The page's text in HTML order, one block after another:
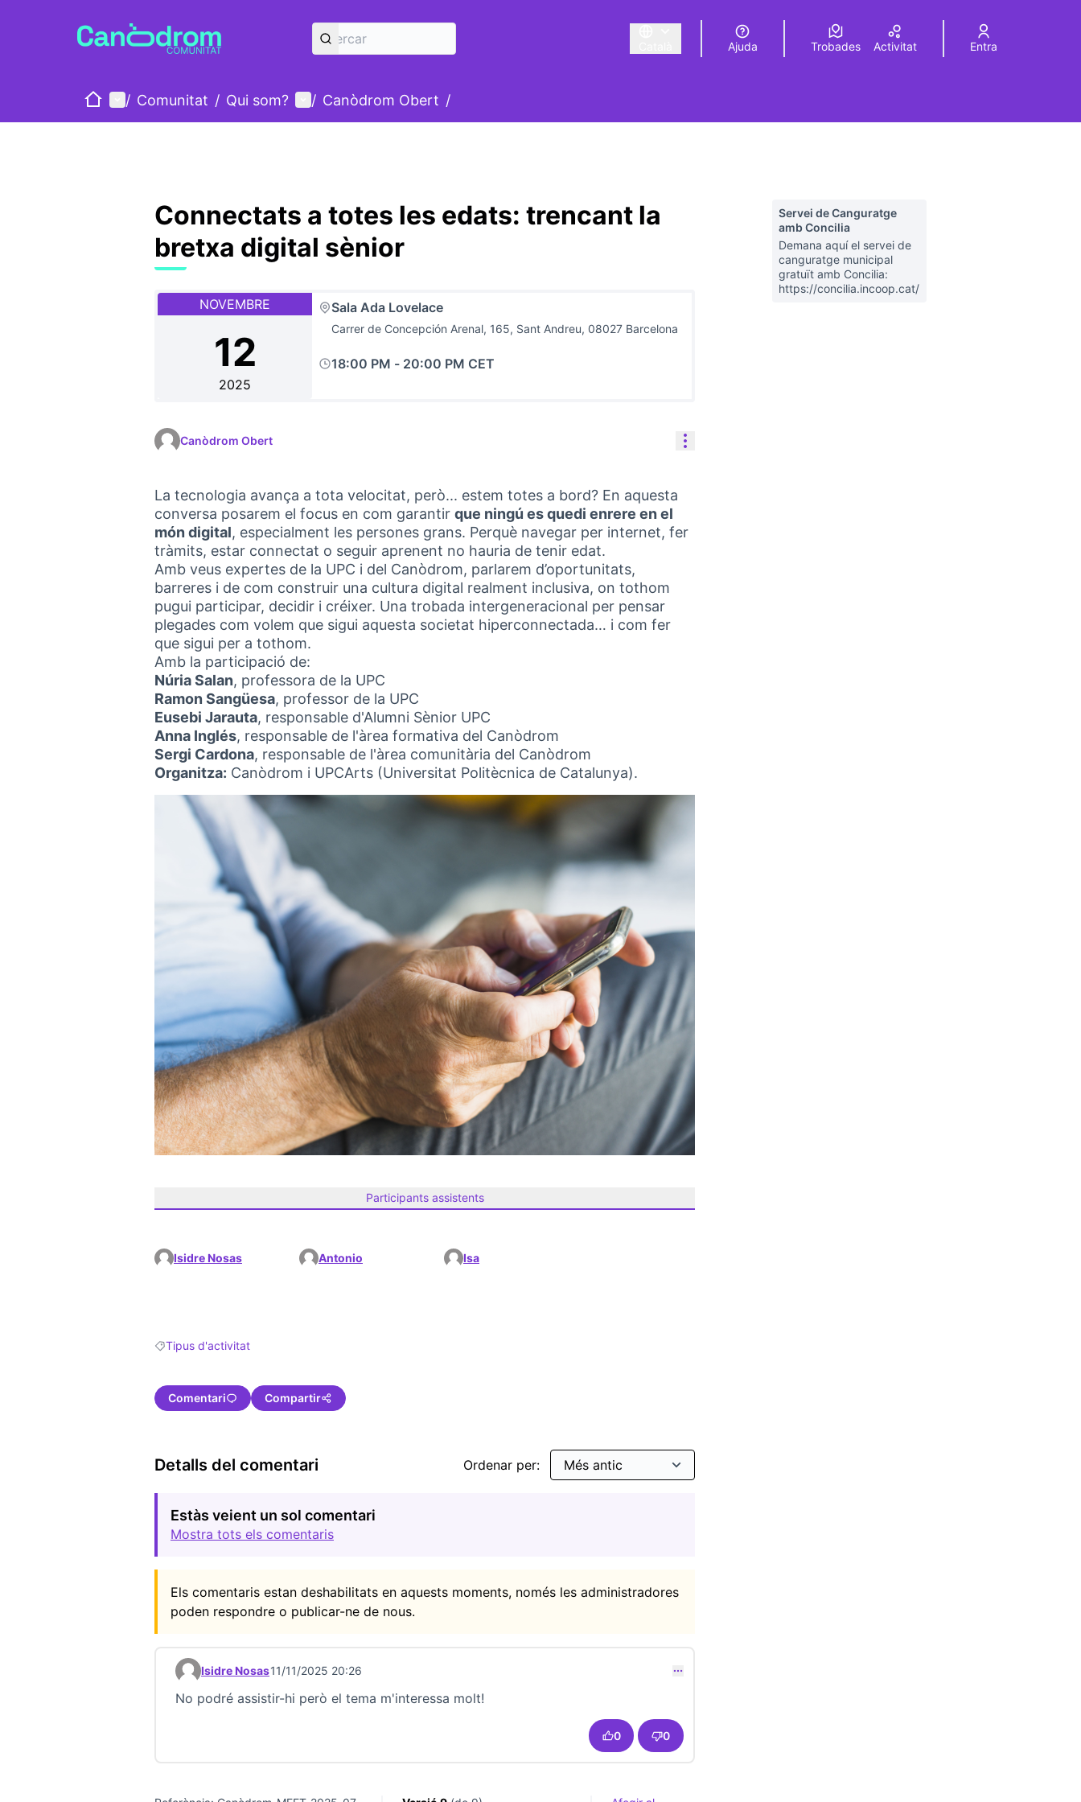
Triar la llengua Elegir el idioma Choose language
Ajuda Trobades Activitat Entra
IniciMenú principal
/ Comunitat / Qui som? Menú d'usuari
/ Canòdrom Obert /
Connectats a totes les edats: trencant la
bretxa digital sènior
NOVEMBRE
12
2025
Sala Ada Lovelace
Carrer de Concepción Arenal, 165, Sant Andreu, 08027 Barcelona
18:00 PM - 20:00 PM CET
Canòdrom Obert Controls de recursos
La tecnologia avança a tota velocitat, però... estem totes a bord? En aquesta
conversa posarem el focus en com garantir que ningú es quedi enrere en el
món digital, especialment les persones grans. Perquè navegar per internet, fer
tràmits, estar connectat o seguir aprenent no hauria de tenir edat.
Amb veus expertes de la UPC i del Canòdrom, parlarem d’oportunitats,
barreres i de com construir una cultura digital realment inclusiva, on tothom
pugui participar, decidir i créixer. Una trobada intergeneracional per pensar
plegades com volem que sigui aquesta societat hiperconnectada… i com fer
que sigui per a tothom.
Amb la participació de:
Núria Salan, professora de la UPC
Ramon Sangüesa, professor de la UPC
Eusebi Jarauta, responsable d'Alumni Sènior UPC
Anna Inglés, responsable de l'àrea formativa del Canòdrom
Sergi Cardona, responsable de l'àrea comunitària del Canòdrom
Organitza: Canòdrom i UPCArts (Universitat Politècnica de Catalunya).
Participants assistents
Isidre Nosas Antonio Isa
Resultats en filtrar per: Tipus d'activitat
Tipus d'activitat
Comentari Compartir
Servei de Canguratge
amb Concilia
Demana aquí el servei de
canguratge municipal
gratuït amb Concilia:
https://concilia.incoop.cat/
Detalls del comentari Ordenar per:
Estàs veient un sol comentari
Mostra tots els comentaris
Els comentaris estan deshabilitats en aquests moments, només les administradores
poden respondre o publicar-ne de nous.
Comentari 23684 (respon al comentari 23682)
Isidre Nosas11/11/2025 20:26
No podré assistir-hi però el tema m'interessa molt!
0 0